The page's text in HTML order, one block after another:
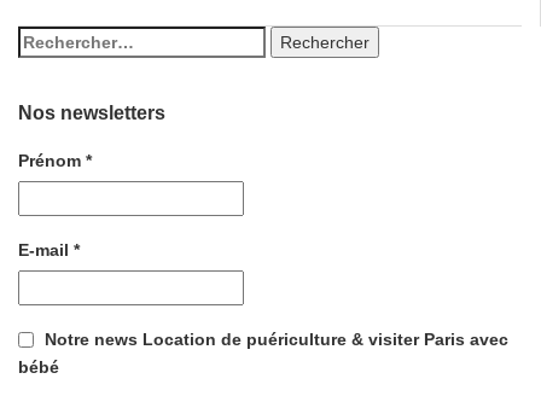
Nos newsletters
Prénom *
E-mail *
Notre news Location de puériculture & visiter Paris avec
bébé